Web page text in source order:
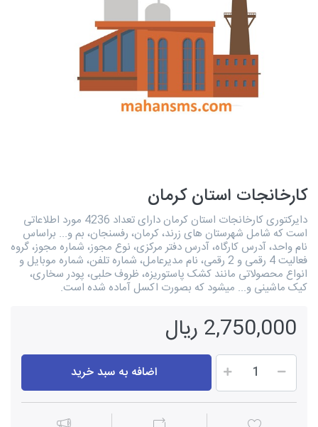
کارخانجات استان کرمان
دایرکتوری کارخانجات استان کرمان دارای تعداد 4236 مورد اطلاعاتی
است که شامل شهرستان های زرند، کرمان، رفسنجان، بم و... براساس
نام واحد، آدرس کارگاه، آدرس دفتر مرکزی، نوع مجوز، شماره مجوز، گروه
فعالیت 4 رقمی و 2 رقمی، نام مدیرعامل، شماره تلفن، شماره موبایل و
انواع محصولاتی مانند کشک پاستوریزه، ظروف حلبی، پودر سخاری،
کیک ماشینی و... میشود که بصورت اکسل آماده شده است.
2,750,000 ریال
اضافه به سبد خرید